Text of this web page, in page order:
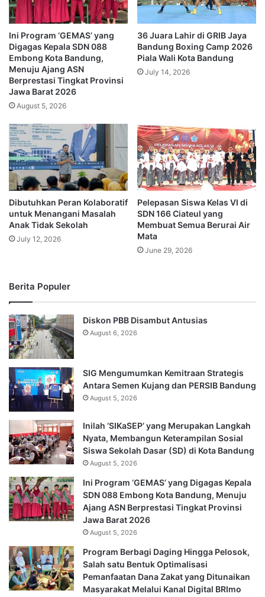
Ini Program ‘GEMAS’ yang
Digagas Kepala SDN 088
Embong Kota Bandung,
Menuju Ajang ASN
Berprestasi Tingkat Provinsi
Jawa Barat 2026
August 5, 2026
36 Juara Lahir di GRIB Jaya
Bandung Boxing Camp 2026
Piala Wali Kota Bandung
July 14, 2026
Dibutuhkan Peran Kolaboratif
untuk Menangani Masalah
Anak Tidak Sekolah
July 12, 2026
Pelepasan Siswa Kelas VI di
SDN 166 Ciateul yang
Membuat Semua Berurai Air
Mata
June 29, 2026
Berita Populer
Diskon PBB Disambut Antusias
August 6, 2026
SIG Mengumumkan Kemitraan Strategis
Antara Semen Kujang dan PERSIB Bandung
August 5, 2026
Inilah ‘SIKaSEP’ yang Merupakan Langkah
Nyata, Membangun Keterampilan Sosial
Siswa Sekolah Dasar (SD) di Kota Bandung
August 5, 2026
Ini Program ‘GEMAS’ yang Digagas Kepala
SDN 088 Embong Kota Bandung, Menuju
Ajang ASN Berprestasi Tingkat Provinsi
Jawa Barat 2026
August 5, 2026
Program Berbagi Daging Hingga Pelosok,
Salah satu Bentuk Optimalisasi
Pemanfaatan Dana Zakat yang Ditunaikan
Masyarakat Melalui Kanal Digital BRImo